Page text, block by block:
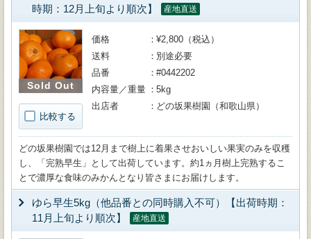
時期：12月上旬より順次】
産地直送
Sold Out
比較する
価格
¥2,800（税込）
送料
別途必要
品番
#0442202
内容量／重量
5kg
出店者
どの坂果樹園（和歌山県）
どの坂果樹園では12月まで樹上に着果させおいしい果実のみを収穫
し、「完熟早生」として出荷しています。約1ヵ月樹上完熟するこ
とで濃厚な食味のみかんとなり皆さまにお届けします。
ゆら早生5kg（他品番との同時購入不可）【出荷時期：
11月上旬より順次】
産地直送